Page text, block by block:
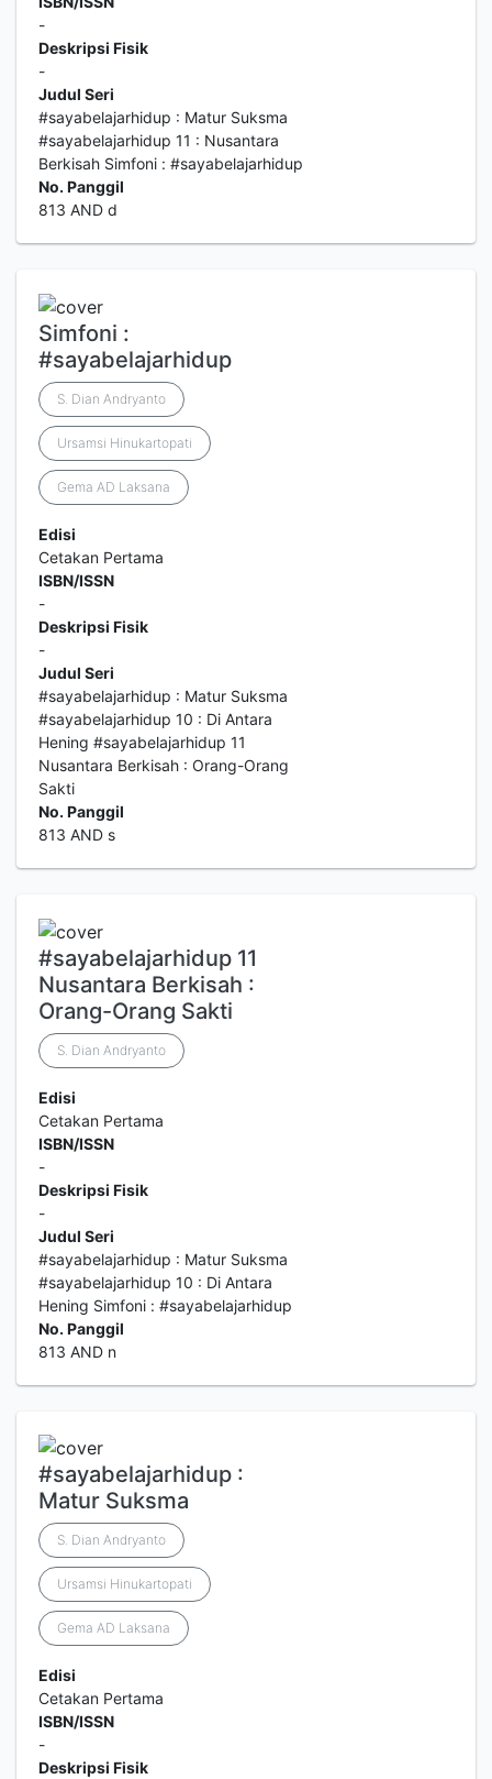
-
Deskripsi Fisik
-
Judul Seri
#sayabelajarhidup : Matur Suksma
#sayabelajarhidup 11 : Nusantara
Berkisah Simfoni : #sayabelajarhidup
No. Panggil
813 AND d
Simfoni :
#sayabelajarhidup
S. Dian Andryanto
Ursamsi Hinukartopati
Gema AD Laksana
Edisi
Cetakan Pertama
ISBN/ISSN
-
Deskripsi Fisik
-
Judul Seri
#sayabelajarhidup : Matur Suksma
#sayabelajarhidup 10 : Di Antara
Hening #sayabelajarhidup 11
Nusantara Berkisah : Orang-Orang
Sakti
No. Panggil
813 AND s
#sayabelajarhidup 11
Nusantara Berkisah :
Orang-Orang Sakti
S. Dian Andryanto
Edisi
Cetakan Pertama
ISBN/ISSN
-
Deskripsi Fisik
-
Judul Seri
#sayabelajarhidup : Matur Suksma
#sayabelajarhidup 10 : Di Antara
Hening Simfoni : #sayabelajarhidup
No. Panggil
813 AND n
#sayabelajarhidup :
Matur Suksma
S. Dian Andryanto
Ursamsi Hinukartopati
Gema AD Laksana
Edisi
Cetakan Pertama
ISBN/ISSN
-
Deskripsi Fisik